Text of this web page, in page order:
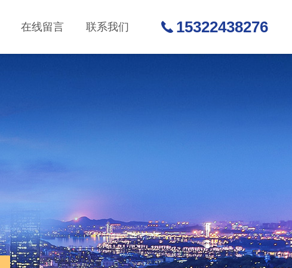
在线留言 联系我们 15322438276